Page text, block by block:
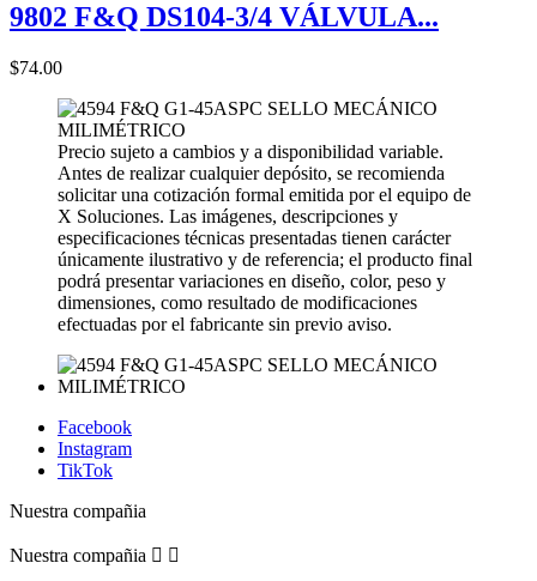
9802 F&Q DS104-3/4 VÁLVULA...
$74.00
Precio sujeto a cambios y a disponibilidad variable.
Antes de realizar cualquier depósito, se recomienda
solicitar una cotización formal emitida por el equipo de
X Soluciones. Las imágenes, descripciones y
especificaciones técnicas presentadas tienen carácter
únicamente ilustrativo y de referencia; el producto final
podrá presentar variaciones en diseño, color, peso y
dimensiones, como resultado de modificaciones
efectuadas por el fabricante sin previo aviso.
Facebook
Instagram
TikTok
Nuestra compañia
Nuestra compañia  